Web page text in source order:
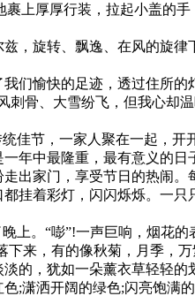
上厚厚行装，拉起小盖的
，旋转、飘逸、在风的旋
们愉快的足迹，透过住所
骨、大雪纷飞，但我心却温
佳节，一家人聚在一起，
年中最隆重，最有意义的日
出家门，享受节日的热闹
挂着彩灯，闪闪烁烁。一
上。“嘭”!一声巨响，烟花
来，有的像秋菊，月季，
的，犹如一朵薰衣草轻轻的
;潇洒开阔的绿色;闪亮饱满